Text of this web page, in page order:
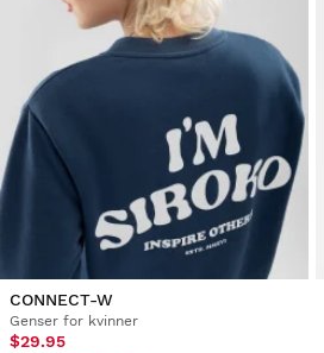
CONNECT-W
Genser for kvinner
$29.95